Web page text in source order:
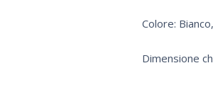
Colore:
Dimensione